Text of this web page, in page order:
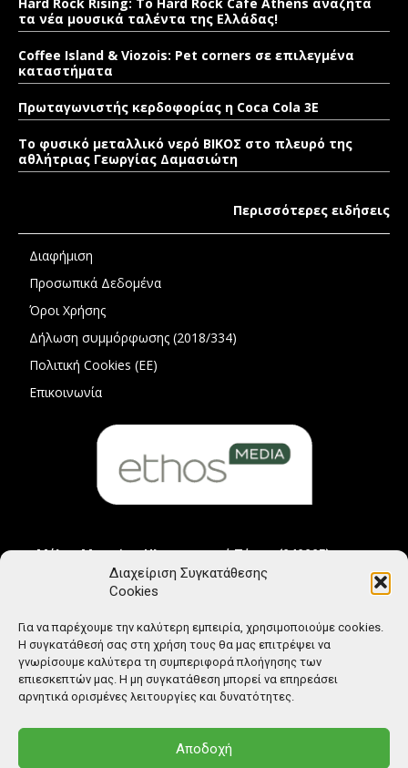
Διαχείριση Συγκατάθεσης
Cookies
Για να παρέχουμε την καλύτερη εμπειρία, χρησιμοποιούμε cookies.
Η συγκατάθεσή σας στη χρήση τους θα μας επιτρέψει να
γνωρίσουμε καλύτερα τη συμπεριφορά πλοήγησης των
επιεσκεπτών μας. Η μη συγκατάθεση μπορεί να επηρεάσει
αρνητικά ορισμένες λειτουργίες και δυνατότητες.
Αποδοχή
Hard Rock Rising: Το Hard Rock Cafe Athens αναζητά
τα νέα μουσικά ταλέντα της Ελλάδας!
Coffee Island & Viozois: Pet corners σε επιλεγμένα
καταστήματα
Πρωταγωνιστής κερδοφορίας η Coca Cola 3E
Το φυσικό μεταλλικό νερό ΒΙΚΟΣ στο πλευρό της
αθλήτριας Γεωργίας Δαμασιώτη
Περισσότερες ειδήσεις
Διαφήμιση
Προσωπικά Δεδομένα
Όροι Χρήσης
Δήλωση συμμόρφωσης (2018/334)
Πολιτική Cookies (ΕΕ)
Επικοινωνία
Μέλος Μητρώου Ηλεκτρονικού Τύπου (242225)